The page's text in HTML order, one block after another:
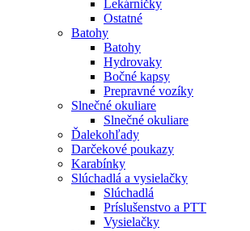
Lekárničky
Ostatné
Batohy
Batohy
Hydrovaky
Bočné kapsy
Prepravné vozíky
Slnečné okuliare
Slnečné okuliare
Ďalekohľady
Darčekové poukazy
Karabínky
Slúchadlá a vysielačky
Slúchadlá
Príslušenstvo a PTT
Vysielačky